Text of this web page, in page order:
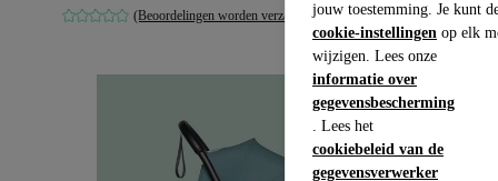
jouw toestemming. Je kunt
cookie-instellingen op elk
wijzigen. Lees onze
informatie over
gegevensbescherming
. Lees het
cookiebeleid van de
gegevensverwerker
(Beoordelingen worden verzameld)